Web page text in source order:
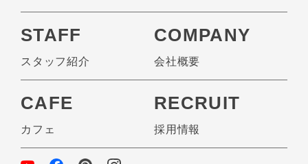
STAFF
スタッフ紹介
COMPANY
会社概要
CAFE
カフェ
RECRUIT
採用情報